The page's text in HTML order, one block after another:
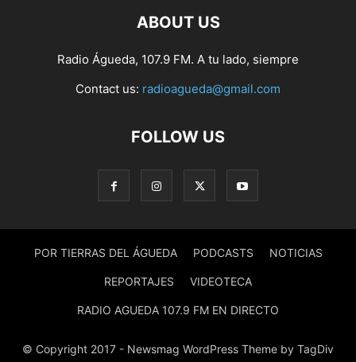
ABOUT US
Radio Águeda, 107.9 FM. A tu lado, siempre
Contact us: radioagueda@gmail.com
FOLLOW US
POR TIERRAS DEL ÁGUEDA PODCASTS NOTICIAS
REPORTAJES VIDEOTECA
RADIO AGUEDA 107.9 FM EN DIRECTO
© Copyright 2017 - Newsmag WordPress Theme by TagDiv